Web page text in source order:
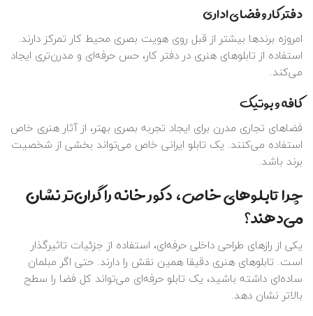
دفتر کار و فضای اداری
امروزه برندها بیشتر از قبل روی هویت بصری محیط کار تمرکز دارند.
استفاده از تابلوهای هنری در دفتر کار، حس حرفه‌ای و مدرن‌تری ایجاد
می‌کند.
کافه و بوتیک
فضاهای تجاری مدرن برای ایجاد تجربه بصری بهتر، از آثار هنری خاص
استفاده می‌کنند. یک تابلو ایرانی خاص می‌تواند بخشی از شخصیت
برند باشد.
چرا تابلوهای خاص، دکور خانه را گران‌تر نشان
می‌دهند؟
یکی از رازهای طراحی داخلی حرفه‌ای، استفاده از جزئیات تاثیرگذار
است. تابلوهای هنری دقیقا همین نقش را دارند. حتی اگر مبلمان
ساده‌ای داشته باشید، یک تابلو حرفه‌ای می‌تواند کل فضا را سطح
بالاتر نشان دهد.